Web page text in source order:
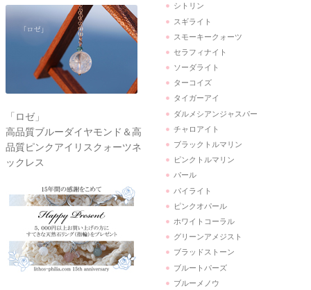
「ロゼ」
高品質ブルーダイヤモンド＆高
品質ピンクアイリスクォーツネ
ックレス
シトリン
スギライト
スモーキークォーツ
セラフィナイト
ソーダライト
ターコイズ
タイガーアイ
ダルメシアンジャスパー
チャロアイト
ブラックトルマリン
ピンクトルマリン
パール
パイライト
ピンクオパール
ホワイトコーラル
グリーンアメジスト
ブラッドストーン
ブルートパーズ
ブルーメノウ